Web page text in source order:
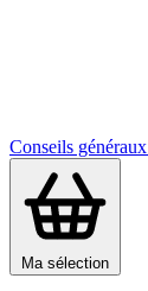
Conseils généraux
Ma sélection